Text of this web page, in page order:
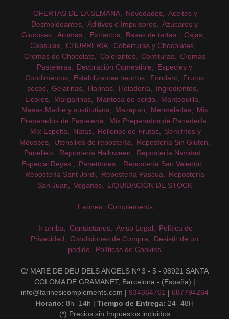
OFERTAS DE LA SEMANA Novedades
Aceites y
Desmoldeantes
Aditivos e Impulsores
Azucares y
Glucosas
Aromas Extractos Bases de tartas
Cajas
Capsulas
CHURRERIA
Coberturas y Chocolates
Cremas de Chocolate
Colorantes Confituras
Cremas
Pasteleras
Decoración Comestible
Especies y
Condimentos
Estabilizantes neutros Fondant
Frutos
secos
Gelatinas Harinas Heladería
Ingredientes
Licores
Margarinas Manteca de cerdo
Mantequilla
Masas Madre y sustitutivos
Mazapan Mermeladas
Mix
Preparados de Pastelería
Mix Preparados de PanaderÍa
Mix Espelta
Natas Rellenos de Frutas
Semifríos y
Mousses
Utensilios de repostería
Repostería Sin Gluten
Panellets
Repostería Halloween
Repostería Navidad
Especial Reyes
Panettones
Repostería San Valentín
Repostería Sant Jordi
Repostería Pascua
Repostería
San Juan
Veganos LIQUIDACIÓN DE STOCK
Farines i Complements
Ir arriba Contáctanos Aviso Legal
Política de
Privacidad
Condiciones de Compra
Desistir de un
pedido
Políticas de Cookies
C/ MARE DE DEU DELS ANGELS Nº 3 - 5 - 08921 SANTA
COLOMA DE GRAMANET, Barcelona - (España) |
info@farinesicomplements.com | 934664761 | 687794264
Horario: 8h -14h | Tiempo de Entrega: 24- 48H
(*) Precios sin Impuestos incluidos